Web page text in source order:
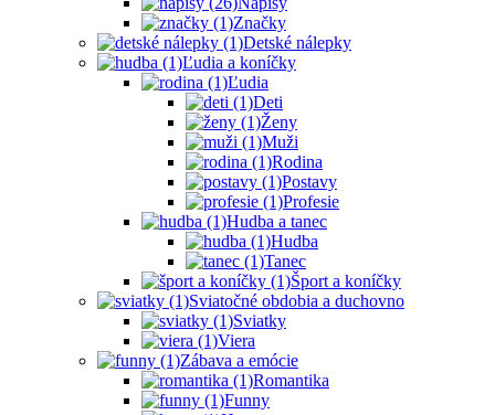
Značky
Detské nálepky
Ľudia a koníčky
Ľudia
Deti
Ženy
Muži
Rodina
Postavy
Profesie
Hudba a tanec
Hudba
Tanec
Šport a koníčky
Sviatočné obdobia a duchovno
Sviatky
Viera
Zábava a emócie
Romantika
Funny